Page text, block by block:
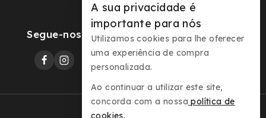
Segue-nos
A sua privacidade é
importante para nós
Utilizamos cookies para lhe oferecer
uma experiência de compra
personalizada.
Ao continuar a utilizar este site,
concorda com a nossa política de
cookies.